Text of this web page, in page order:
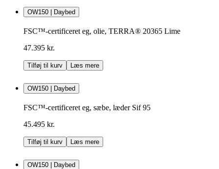
OW150 | Daybed
FSC™-certificeret eg, olie, TERRA® 20365 Lime
47.395 kr.
Tilføj til kurv Læs mere
OW150 | Daybed
FSC™-certificeret eg, sæbe, læder Sif 95
45.495 kr.
Tilføj til kurv Læs mere
OW150 | Daybed